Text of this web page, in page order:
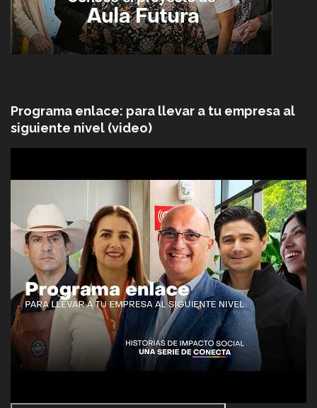
Programa enlace: para llevar a tu empresa al
siguiente nivel (video)